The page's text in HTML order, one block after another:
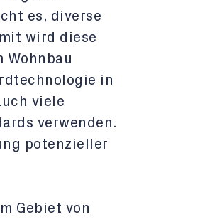
es, diverse
wird diese
Wohnbau
in
viele
verwenden.
potenzieller
Gebiet von